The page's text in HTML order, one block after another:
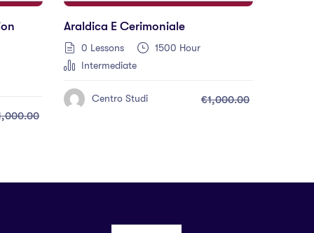
Araldica E Cerimoniale
0 Lessons
1500 Hour
Intermediate
Centro Studi €1,000.00